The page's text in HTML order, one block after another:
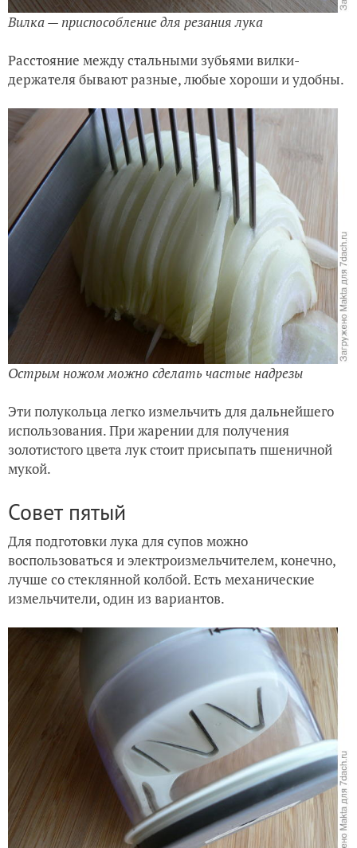
Вилка — приспособление для резания лука
Расстояние между стальными зубьями вилки-
держателя бывают разные, любые хороши и удобны.
Острым ножом можно сделать частые надрезы
Эти полукольца легко измельчить для дальнейшего
использования. При жарении для получения
золотистого цвета лук стоит присыпать пшеничной
мукой.
Совет пятый
Для подготовки лука для супов можно
воспользоваться и электроизмельчителем, конечно,
лучше со стеклянной колбой. Есть механические
измельчители, один из вариантов.